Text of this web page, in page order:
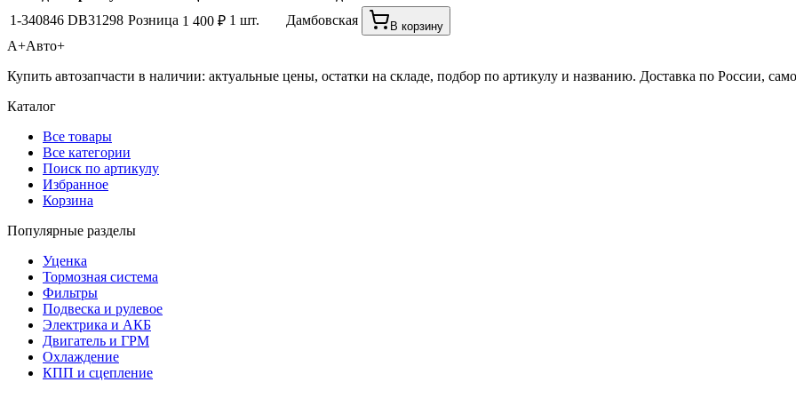
1-340846 DB31298 Розница 1 400 ₽ 1 шт. Дамбовская В корзину
А+Авто+
Купить автозапчасти в наличии: актуальные цены, остатки на складе, подбор по артикулу и названию. Доставка по России,
Каталог
Все товары
Все категории
Поиск по артикулу
Избранное
Корзина
Популярные разделы
Уценка
Тормозная система
Фильтры
Подвеска и рулевое
Электрика и АКБ
Двигатель и ГРМ
Охлаждение
КПП и сцепление